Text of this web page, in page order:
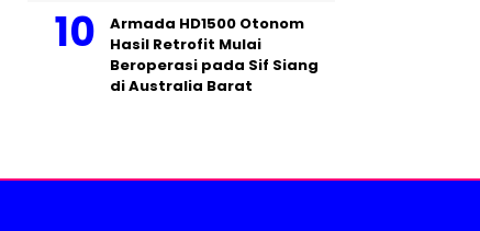
Armada HD1500 Otonom
Hasil Retrofit Mulai
Beroperasi pada Sif Siang
di Australia Barat